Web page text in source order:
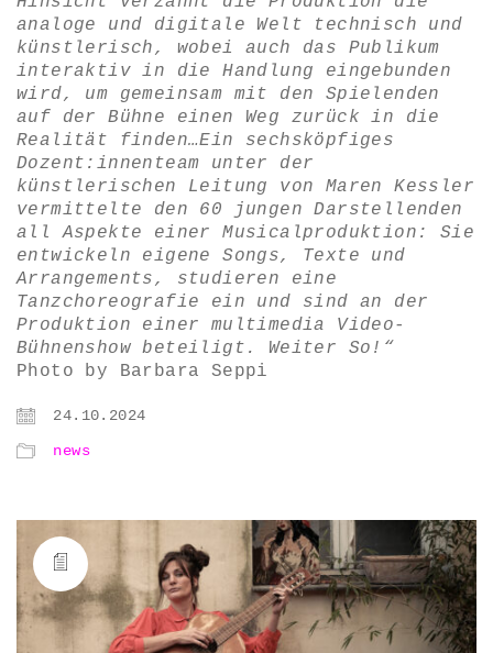
analoge und digitale Welt technisch und
künstlerisch, wobei auch das Publikum
interaktiv in die Handlung eingebunden
wird, um gemeinsam mit den Spielenden
auf der Bühne einen Weg zurück in die
Realität finden…Ein sechsköpfiges
Dozent:innenteam unter der
künstlerischen Leitung von Maren Kessler
vermittelte den 60 jungen Darstellenden
all Aspekte einer Musicalproduktion: Sie
entwickeln eigene Songs, Texte und
Arrangements, studieren eine
Tanzchoreografie ein und sind an der
Produktion einer multimedia Video-
Bühnenshow beteiligt. Weiter So!“
Photo by Barbara Seppi
24.10.2024
news